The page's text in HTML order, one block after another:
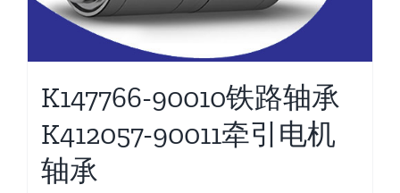
K147766-90010铁路轴承
K412057-90011牵引电机
轴承